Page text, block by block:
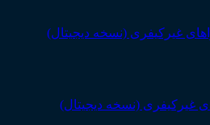
غیرکیفری (نسخه دیجیتال)